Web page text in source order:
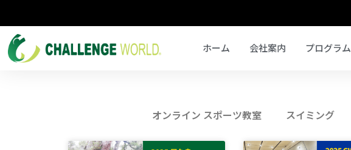
ホーム 会社案内 プログラム
オンライン スポーツ教室 スイミング